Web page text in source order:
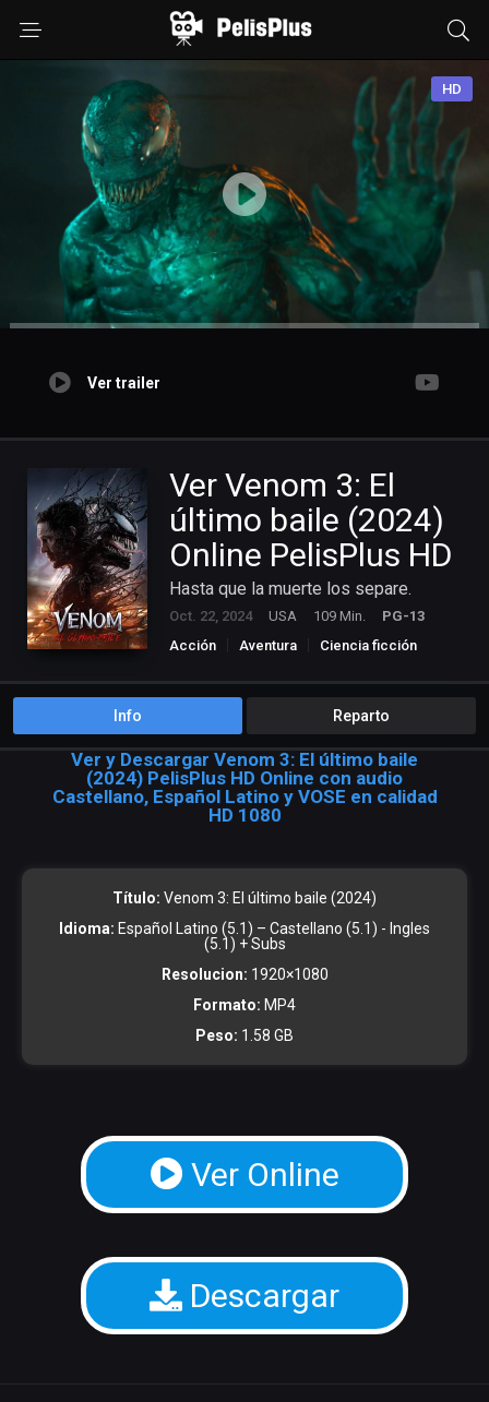
HD
Ver trailer
Ver Venom 3: El
último baile (2024)
Online PelisPlus HD
Hasta que la muerte los separe.
Oct. 22, 2024 USA 109 Min.
PG-13
Acción
Aventura Ciencia ficción
Info Reparto
Ver y Descargar Venom 3: El último baile
(2024) PelisPlus HD Online con audio
Castellano, Español Latino y VOSE en calidad
HD 1080
Título: Venom 3: El último baile (2024)
Idioma: Español Latino (5.1) – Castellano (5.1) - Ingles
(5.1) + Subs
Resolucion: 1920×1080
Formato: MP4
Peso: 1.58 GB
Ver Online
Descargar